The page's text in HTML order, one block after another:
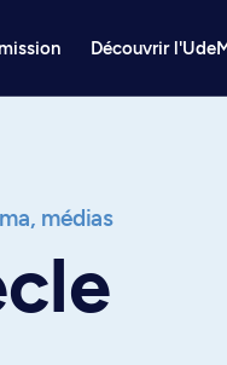
Découvrir
médias